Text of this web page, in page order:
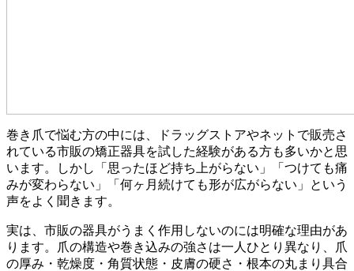
巻き爪で悩む方の中には、ドラッグストアやネットで販売さ
れている市販の矯正器具を試した経験がある方も多いかと思
います。しかし「思ったほど持ち上がらない」「つけても痛
みが変わらない」「何ヶ月続けても形が広がらない」という
声をよく聞きます。
実は、市販の器具がうまく作用しないのには明確な理由があ
ります。爪の構造や巻き込みの強さは一人ひとり異なり、爪
の厚み・乾燥度・角質状態・皮膚の硬さ・根本の丸まり具合